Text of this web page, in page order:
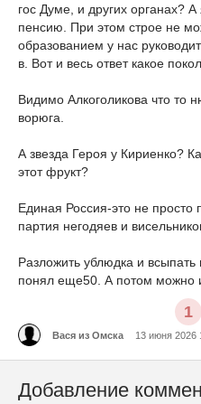
гос Думе, и других органах?
пенсию. При этом строе не
образованием у нас
в. Вот и весь ответ какое
Видимо Алкоголикова что то
ворюга.
А звезда Героя у Кириенко?
этот фрукт?
Единая Россия-это не просто
партия негодяев и
Разложить ублюдка и
понял еще50. А потом можно
1
Вася из Омска 13 июня 2026
Добавление